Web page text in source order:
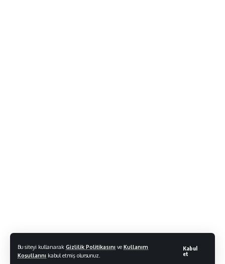
Bu siteyi kullanarak Gizlilik Politikasını ve Kullanım
Koşullarını kabul etmiş olursunuz.
Kabul
et